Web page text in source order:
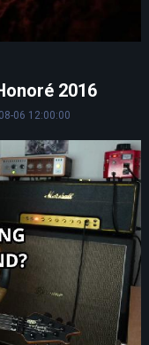
2016
06 12:00:00